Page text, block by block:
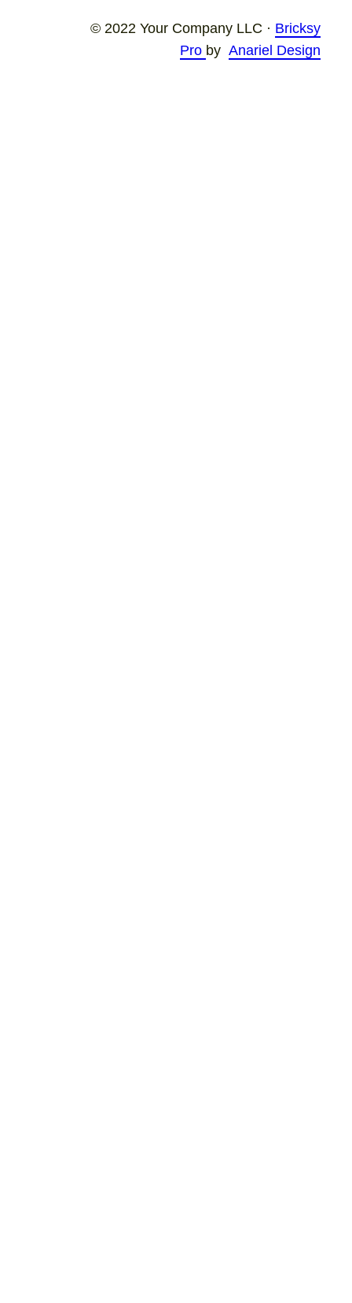
© 2022 Your Company LLC · Bricksy
Pro by Anariel Design